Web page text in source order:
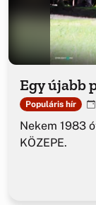
Egy újabb
Populáris hír
Nekem 1983
KÖZEPE.